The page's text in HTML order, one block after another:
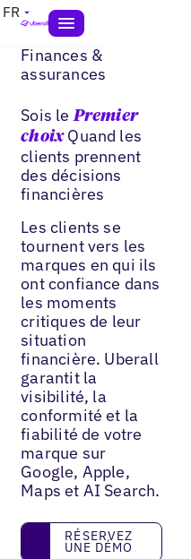
FR
Finances &
assurances
Sois lePremier
choixQuand les
clients prennent
des décisions
financières
Les clients se
tournent vers les
marques en qui ils
ont confiance dans
les moments
critiques de leur
situation
financière. Uberall
garantit la
visibilité, la
conformité et la
fiabilité de votre
marque sur
Google, Apple,
Maps et AI Search.
réservez une démo
RÉSERVEZ
UNE DÉMO